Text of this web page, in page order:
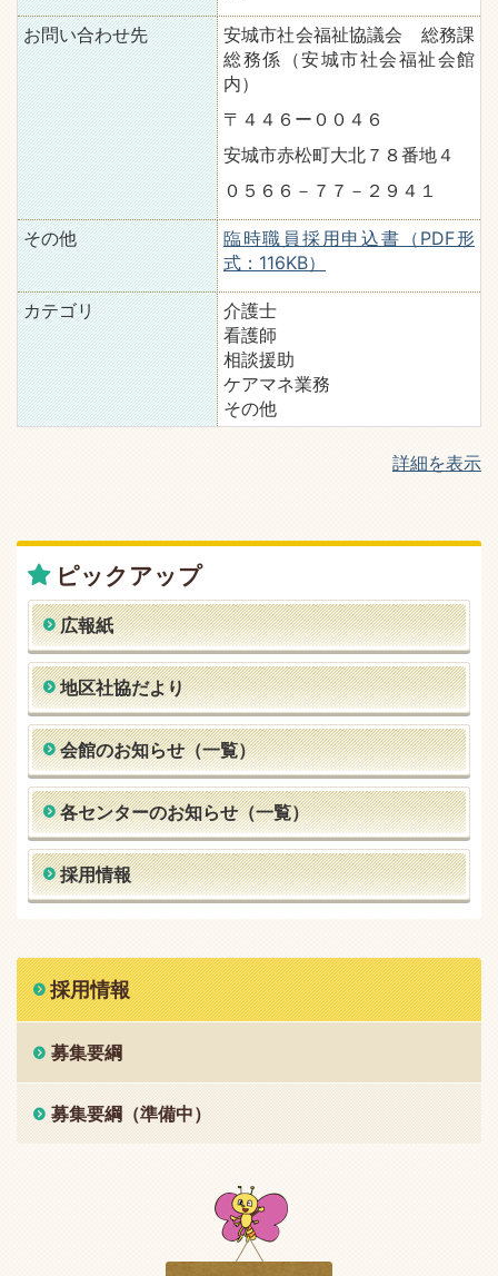
お問い合わせ先
安城市社会福祉協議会 総務課
総務係（安城市社会福祉会館
内）
〒４４６ー００４６
安城市赤松町大北７８番地４
０５６６－７７－２９４１
その他
臨時職員採用申込書（PDF形
式：116KB）
カテゴリ
介護士
看護師
相談援助
ケアマネ業務
その他
詳細を表示
ピックアップ
広報紙
地区社協だより
会館のお知らせ（一覧）
各センターのお知らせ（一覧）
採用情報
採用情報
募集要綱
募集要綱（準備中）